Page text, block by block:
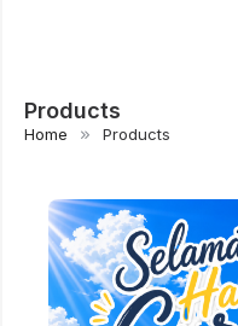
Products
Home Products